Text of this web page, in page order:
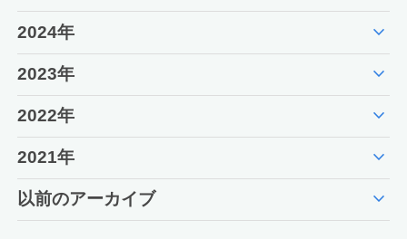
2024年 expand_more
2023年 expand_more
2022年 expand_more
2021年 expand_more
以前のアーカイブ expand_more